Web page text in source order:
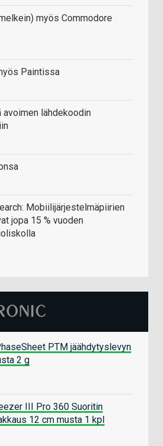
myös Commodore
Paintissa
avoimen lähdekoodin
Mobiilijärjestelmäpiirien
jopa 15 % vuoden
PTM jäähdytyslevyn
2 g
III Pro 360 Suoritin
12 cm musta 1 kpl